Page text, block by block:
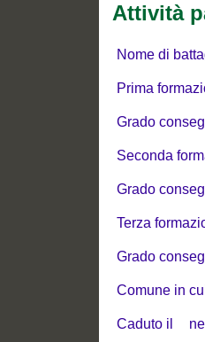
Attività
Nome di
Prima
Grado
Seconda
Grado
Terza
Grado
Comune in
Caduto il